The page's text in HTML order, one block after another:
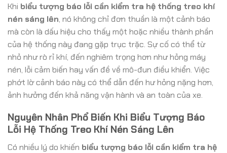
Khi biểu tượng báo lỗi cần kiểm tra hệ thống treo khí
nén sáng lên, nó không chỉ đơn thuần là một cảnh báo
mà còn là dấu hiệu cho thấy một hoặc nhiều thành phần
của hệ thống này đang gặp trục trặc. Sự cố có thể từ
nhỏ như rò rỉ khí, đến nghiêm trọng hơn như hỏng máy
nén, lỗi cảm biến hay vấn đề về mô-đun điều khiển. Việc
phớt lờ cảnh báo này có thể dẫn đến hư hỏng nặng hơn,
ảnh hưởng đến khả năng vận hành và an toàn của xe.
Nguyên Nhân Phổ Biến Khi Biểu Tượng Báo
Lỗi Hệ Thống Treo Khí Nén Sáng Lên
Có nhiều lý do khiến biểu tượng báo lỗi cần kiểm tra hệ